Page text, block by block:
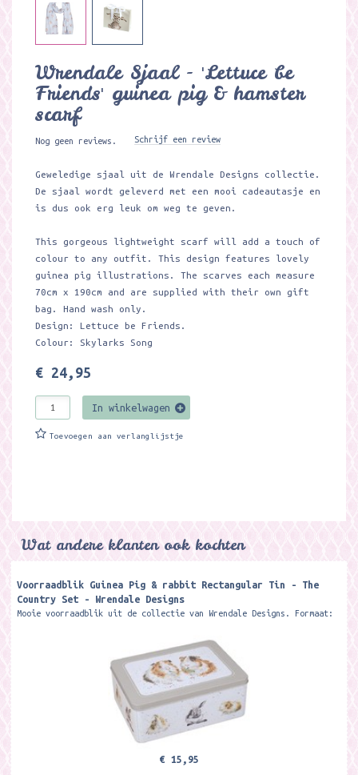
Wrendale Sjaal - 'Lettuce be
Friends' guinea pig & hamster
scarf
Nog geen reviews. Schrijf een review
Geweledige sjaal uit de Wrendale Designs collectie.
De sjaal wordt geleverd met een mooi cadeautasje en
is dus ook erg leuk om weg te geven.
This gorgeous lightweight scarf will add a touch of
colour to any outfit. This design features lovely
guinea pig illustrations. The scarves each measure
70cm x 190cm and are supplied with their own gift
bag. Hand wash only.
Design: Lettuce be Friends.
Colour: Skylarks Song
€ 24,95
In winkelwagen
Toevoegen aan verlanglijstje
Wat andere klanten ook kochten
Voorraadblik Guinea Pig & rabbit Rectangular Tin - The
Country Set - Wrendale Designs
Mooie voorraadblik uit de collectie van Wrendale Designs. Formaat:
€ 15,95